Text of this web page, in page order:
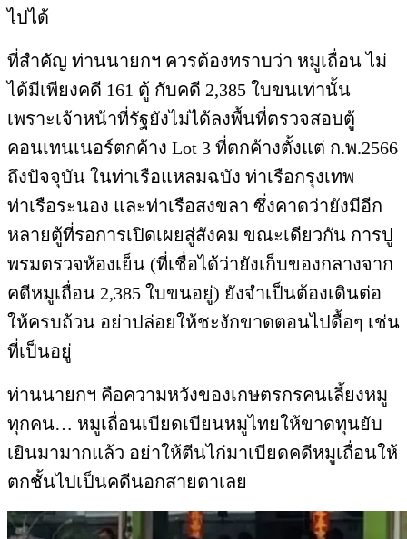
ไปได้
ที่สำคัญ ท่านนายกฯ ควรต้องทราบว่า หมูเถื่อน ไม่
ได้มีเพียงคดี 161 ตู้ กับคดี 2,385 ใบขนเท่านั้น
เพราะเจ้าหน้าที่รัฐยังไม่ได้ลงพื้นที่ตรวจสอบตู้
คอนเทนเนอร์ตกค้าง Lot 3 ที่ตกค้างตั้งแต่ ก.พ.2566
ถึงปัจจุบัน ในท่าเรือแหลมฉบัง ท่าเรือกรุงเทพ
ท่าเรือระนอง และท่าเรือสงขลา ซึ่งคาดว่ายังมีอีก
หลายตู้ที่รอการเปิดเผยสู่สังคม ขณะเดียวกัน การปู
พรมตรวจห้องเย็น (ที่เชื่อได้ว่ายังเก็บของกลางจาก
คดีหมูเถื่อน 2,385 ใบขนอยู่) ยังจำเป็นต้องเดินต่อ
ให้ครบถ้วน อย่าปล่อยให้ชะงักขาดตอนไปดื้อๆ เช่น
ที่เป็นอยู่
ท่านนายกฯ คือความหวังของเกษตรกรคนเลี้ยงหมู
ทุกคน… หมูเถื่อนเบียดเบียนหมูไทยให้ขาดทุนยับ
เยินมามากแล้ว อย่าให้ตีนไก่มาเบียดคดีหมูเถื่อนให้
ตกชั้นไปเป็นคดีนอกสายตาเลย